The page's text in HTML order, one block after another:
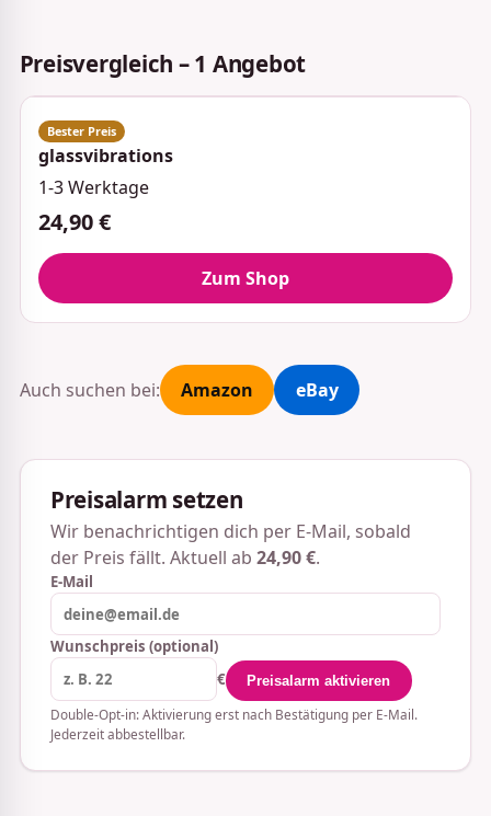
Preisvergleich – 1 Angebot
glassvibrations
1-3 Werktage
24,90 €
Zum Shop
Auch suchen bei: Amazon eBay
Preisalarm setzen
Wir benachrichtigen dich per E-Mail, sobald
der Preis fällt. Aktuell ab 24,90 €.
E-Mail
Wunschpreis (optional)
€
Preisalarm aktivieren
Double-Opt-in: Aktivierung erst nach Bestätigung per E-Mail.
Jederzeit abbestellbar.